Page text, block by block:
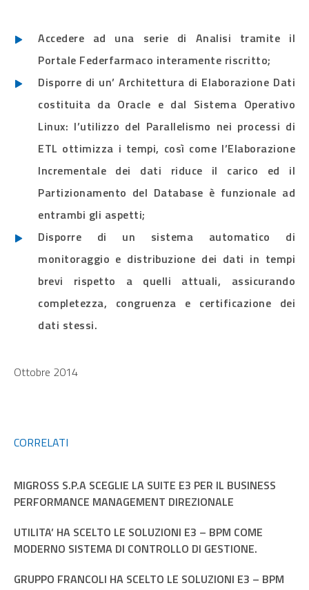
Accedere ad una serie di Analisi tramite il
Portale Federfarmaco interamente riscritto;
Disporre di un’ Architettura di Elaborazione Dati
costituita da Oracle e dal Sistema Operativo
Linux: l’utilizzo del Parallelismo nei processi di
ETL ottimizza i tempi, così come l’Elaborazione
Incrementale dei dati riduce il carico ed il
Partizionamento del Database è funzionale ad
entrambi gli aspetti;
Disporre di un sistema automatico di
monitoraggio e distribuzione dei dati in tempi
brevi rispetto a quelli attuali, assicurando
completezza, congruenza e certificazione dei
dati stessi.
Ottobre 2014
CORRELATI
MIGROSS S.P.A SCEGLIE LA SUITE E3 PER IL BUSINESS
PERFORMANCE MANAGEMENT DIREZIONALE
UTILITA’ HA SCELTO LE SOLUZIONI E3 – BPM COME
MODERNO SISTEMA DI CONTROLLO DI GESTIONE.
GRUPPO FRANCOLI HA SCELTO LE SOLUZIONI E3 – BPM